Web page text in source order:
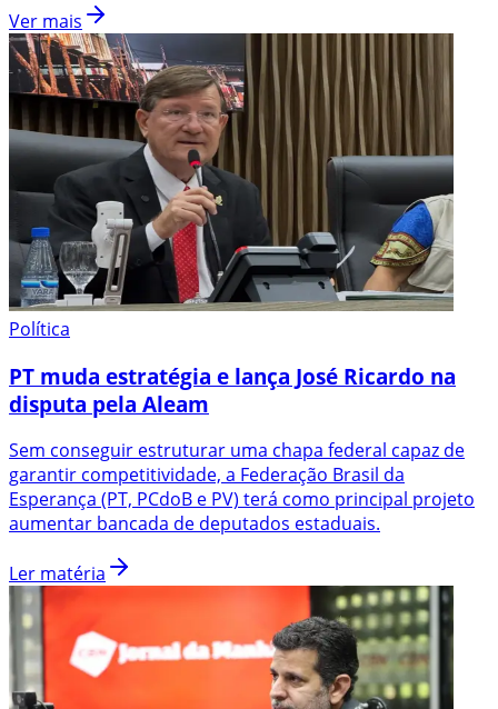
Ver mais
Política
PT muda estratégia e lança José Ricardo na
disputa pela Aleam
Sem conseguir estruturar uma chapa federal capaz de
garantir competitividade, a Federação Brasil da
Esperança (PT, PCdoB e PV) terá como principal projeto
aumentar bancada de deputados estaduais.
Ler matéria